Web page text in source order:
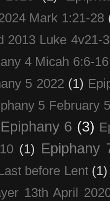
Mark 1:21-28
2013 Luke 4v21-
4 Micah 6:6-16
5 2022 (1)
5 February
Epiphany 6 (3)
(1) Epiphany
before Lent (1)
13th April